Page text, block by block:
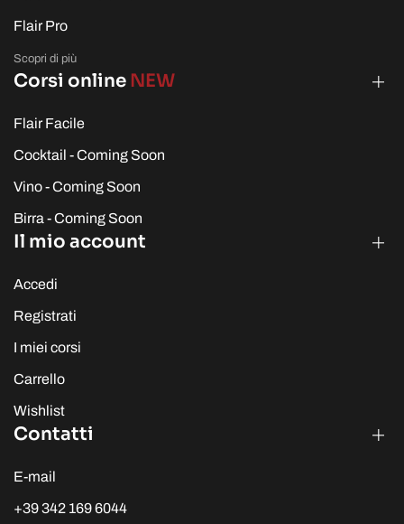
Flair Pro
Scopri di più
Corsi online NEW
Flair Facile
Cocktail - Coming Soon
Vino - Coming Soon
Birra - Coming Soon
Il mio account
Accedi
Registrati
I miei corsi
Carrello
Wishlist
Contatti
E-mail
+39 342 169 6044